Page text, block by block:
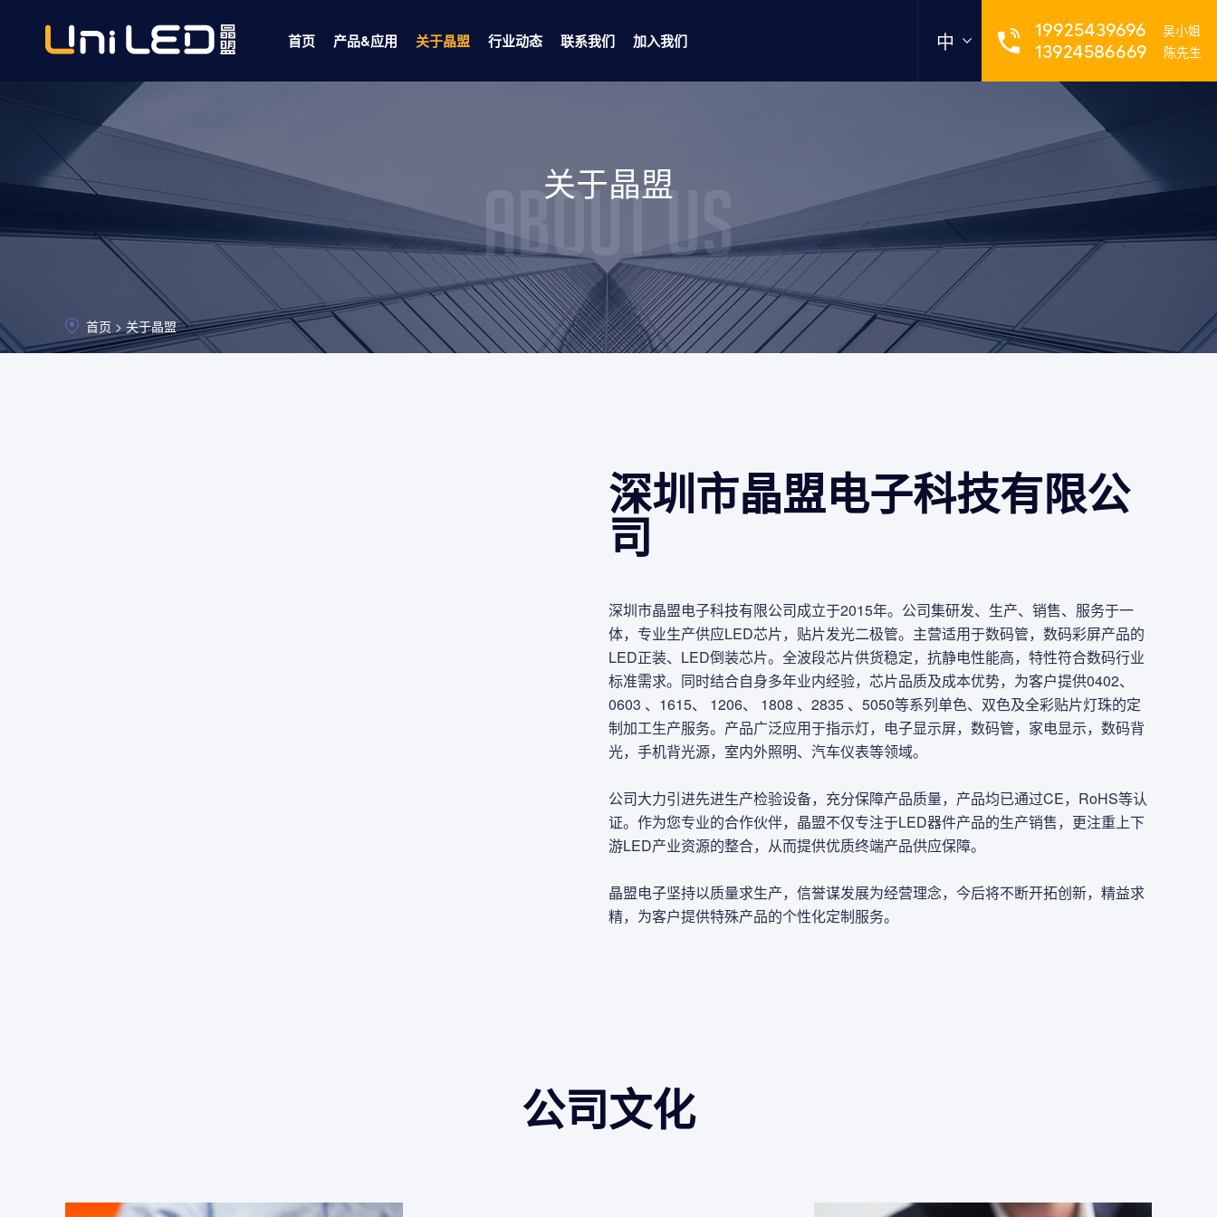
首页 产品&应用
红外IR-紫外UV
车用LED
LED芯片
关于晶盟
生产环境
核心优势
行业动态 联系我们 加入我们 中 19925439696 吴小姐
13924586669 陈先生
关于晶盟
About us
首页 > 关于晶盟
深圳市晶盟电子科技有限公
司
深圳市晶盟电子科技有限公司成立于2015年。公司集研发、生产、销售、服务于一
体，专业生产供应LED芯片，贴片发光二极管。主营适用于数码管，数码彩屏产品的
LED正装、LED倒装芯片。全波段芯片供货稳定，抗静电性能高，特性符合数码行业
标准需求。同时结合自身多年业内经验，芯片品质及成本优势，为客户提供0402、
0603 、1615、 1206、 1808 、2835 、5050等系列单色、双色及全彩贴片灯珠的定
制加工生产服务。产品广泛应用于指示灯，电子显示屏，数码管，家电显示，数码背
光，手机背光源，室内外照明、汽车仪表等领域。
公司大力引进先进生产检验设备，充分保障产品质量，产品均已通过CE，RoHS等认
证。作为您专业的合作伙伴，晶盟不仅专注于LED器件产品的生产销售，更注重上下
游LED产业资源的整合，从而提供优质终端产品供应保障。
晶盟电子坚持以质量求生产，信誉谋发展为经营理念，今后将不断开拓创新，精益求
精，为客户提供特殊产品的个性化定制服务。
公司文化